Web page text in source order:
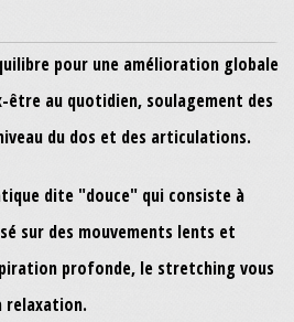
pour une amélioration globale
être au quotidien, soulagement des
du dos et des articulations.
dite "douce" qui consiste à
sur des mouvements lents et
profonde, le stretching vous
relaxation.